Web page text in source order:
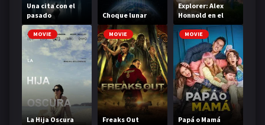
Una cita con el
pasado
Choque lunar
Explorer: Alex
Honnold en el
Amazonas
MOVIE
La Hija Oscura
MOVIE
Freaks Out
MOVIE
Papá o Mamá